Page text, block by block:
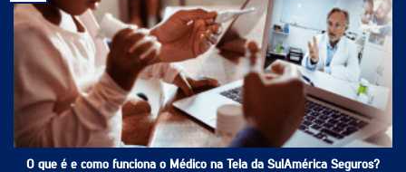
O que é e como funciona o Médico na Tela da SulAmérica Seguros?